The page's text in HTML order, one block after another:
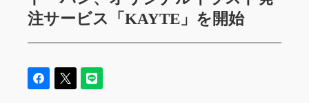
注サービス「KAYTE」を開始